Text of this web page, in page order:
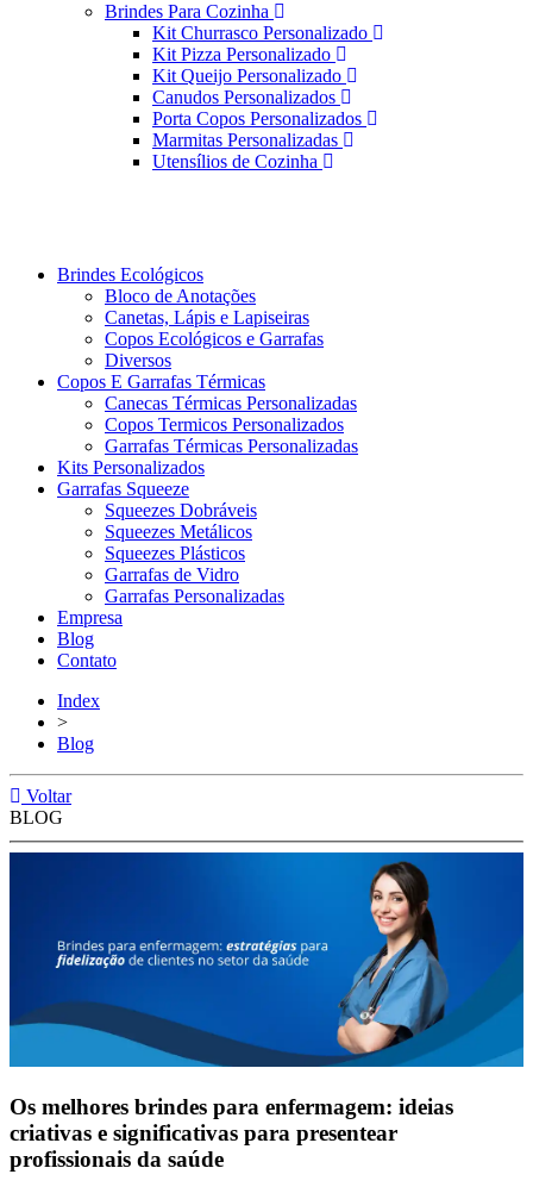
Brindes Para Cozinha
Kit Churrasco Personalizado
Kit Pizza Personalizado
Kit Queijo Personalizado
Canudos Personalizados
Porta Copos Personalizados
Marmitas Personalizadas
Utensílios de Cozinha
Brindes Ecológicos
Bloco de Anotações
Canetas, Lápis e Lapiseiras
Copos Ecológicos e Garrafas
Diversos
Copos E Garrafas Térmicas
Canecas Térmicas Personalizadas
Copos Termicos Personalizados
Garrafas Térmicas Personalizadas
Kits Personalizados
Garrafas Squeeze
Squeezes Dobráveis
Squeezes Metálicos
Squeezes Plásticos
Garrafas de Vidro
Garrafas Personalizadas
Empresa
Blog
Contato
Index
>
Blog
Voltar
BLOG
Os melhores brindes para enfermagem: ideias
criativas e significativas para presentear
profissionais da saúde